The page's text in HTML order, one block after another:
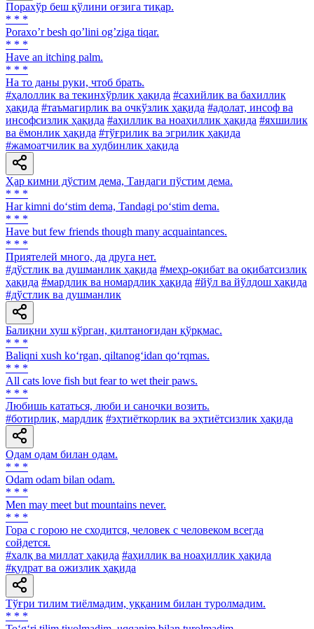
Порахўр беш қўлини оғзига тиқар.
* * *
Poraxoʼr besh qoʼlini ogʼziga tiqar.
* * *
Have an itching palm.
* * *
На то даны руки, чтоб брать.
#ҳалоллик ва текинхўрлик ҳақида #сахийлик ва бахиллик
ҳақида #таъмагирлик ва очкўзлик ҳақида #адолат, инсоф ва
инсофсизлик ҳақида #аҳиллик ва ноаҳиллик ҳақида #яхшилик
ва ёмонлик ҳақида #тўғрилик ва эгрилик ҳақида
#жамоатчилик ва худбинлик ҳақида
Ҳар кимни дўстим дема, Тандаги пўстим дема.
* * *
Har kimni do‘stim dema, Tandagi po‘stim dema.
* * *
Have but few friends though many acquaintances.
* * *
Приятелей много, да друга нет.
#дўстлик ва душманлик ҳақида #меҳр-оқибат ва оқибатсизлик
ҳақида #мардлик ва номардлик ҳақида #йўл ва йўлдош ҳақида
#дўстлик ва душманлик
Балиқни хуш кўрган, қилтаноғидан қўрқмас.
* * *
Baliqni xush ko‘rgan, qiltanog‘idan qo‘rqmas.
* * *
All cats love fish but fear to wet their paws.
* * *
Любишь кататься, люби и саночки возить.
#ботирлик, мардлик #эҳтиёткорлик ва эҳтиётсизлик ҳақида
Одам одам билан одам.
* * *
Odam odam bilan odam.
* * *
Men may meet but mountains never.
* * *
Гора с горою не сходится, человек с человеком всегда
сойдется.
#халқ ва миллат ҳақида #аҳиллик ва ноаҳиллик ҳақида
#қудрат ва ожизлик ҳақида
Тўғри тилим тиёлмадим, уққаним билан туролмадим.
* * *